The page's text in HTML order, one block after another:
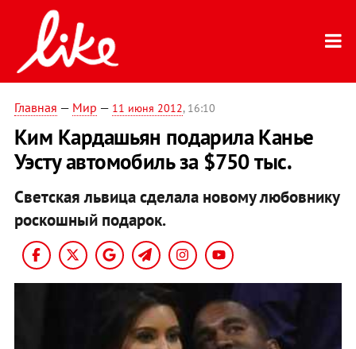
Главная — Мир — 11 июня 2012, 16:10
Ким Кардашьян подарила Канье
Уэсту автомобиль за $750 тыс.
Светская львица сделала новому любовнику
роскошный подарок.